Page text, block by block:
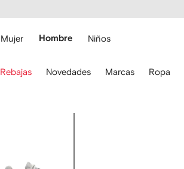
Mujer Hombre Niños
Rebajas Novedades Marcas Ropa